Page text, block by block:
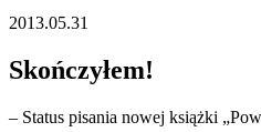
2013.05.31
Skończyłem!
– Status pisania nowej książki